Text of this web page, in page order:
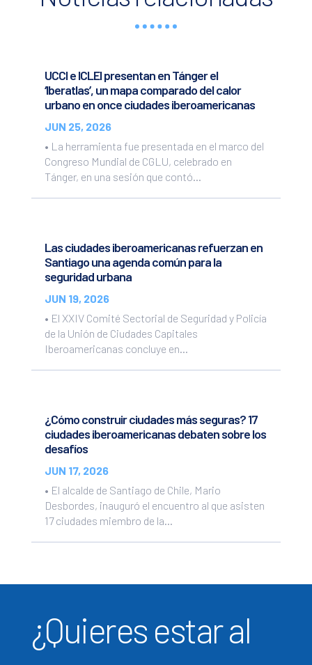
UCCI e ICLEI presentan en Tánger el
‘Iberatlas’, un mapa comparado del calor
urbano en once ciudades iberoamericanas
JUN 25, 2026
• La herramienta fue presentada en el marco del
Congreso Mundial de CGLU, celebrado en
Tánger, en una sesión que contó...
Las ciudades iberoamericanas refuerzan en
Santiago una agenda común para la
seguridad urbana
JUN 19, 2026
• El XXIV Comité Sectorial de Seguridad y Policía
de la Unión de Ciudades Capitales
Iberoamericanas concluye en...
¿Cómo construir ciudades más seguras? 17
ciudades iberoamericanas debaten sobre los
desafíos
JUN 17, 2026
• El alcalde de Santiago de Chile, Mario
Desbordes, inauguró el encuentro al que asisten
17 ciudades miembro de la...
¿Quieres estar al